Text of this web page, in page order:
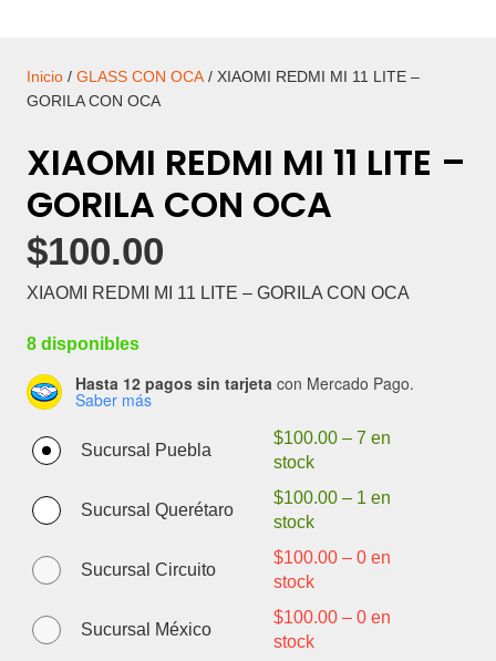
Inicio / GLASS CON OCA/ XIAOMI REDMI MI 11 LITE –
GORILA CON OCA
XIAOMI REDMI MI 11 LITE –
GORILA CON OCA
$100.00
XIAOMI REDMI MI 11 LITE – GORILA CON OCA
8 disponibles
Hasta 12 pagos sin tarjeta con Mercado Pago.
Saber más
Sucursal Puebla
$100.00– 7 en
stock
Sucursal Querétaro
$100.00– 1 en
stock
Sucursal Circuito
$100.00– 0 en
stock
Sucursal México
$100.00– 0 en
stock